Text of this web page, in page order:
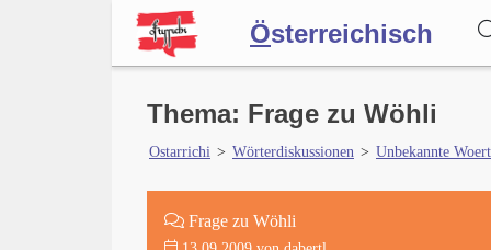
Österreichisch
Wörterbuch
Thema: Frage zu Wöhli
Ostarrichi > Wörterdiskussionen > Unbekannte
Frage zu Wöhli